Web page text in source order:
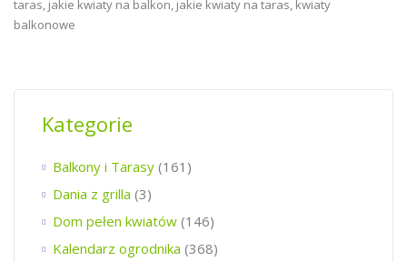
Kategorie
Balkony i Tarasy (161)
Dania z grilla (3)
Dom pełen kwiatów (146)
Kalendarz ogrodnika (368)